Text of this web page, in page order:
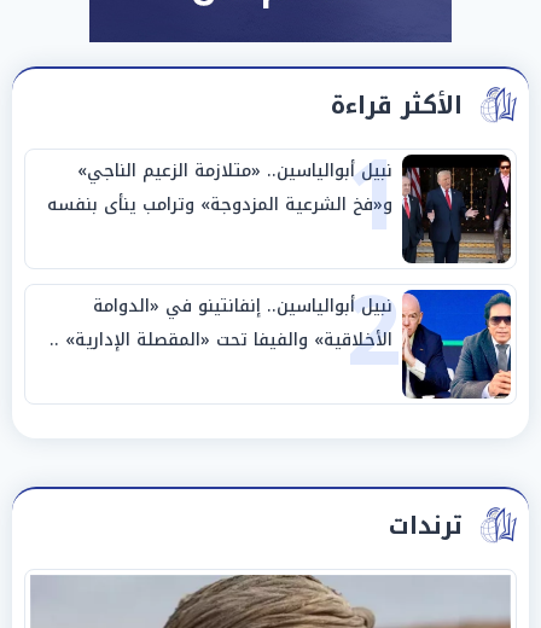
الأكثر قراءة
1
نبيل أبوالياسين.. «متلازمة الزعيم الناجي»
و«فخ الشرعية المزدوجة» وترامب ينأى بنفسه
وحليفه في «ميتم استراتيجي»
2
نبيل أبوالياسين.. إنفانتينو في «الدوامة
الأخلاقية» والفيفا تحت «المقصلة الإدارية» ..
«عبادة العرش وجنازة المصداقية»
ترندات